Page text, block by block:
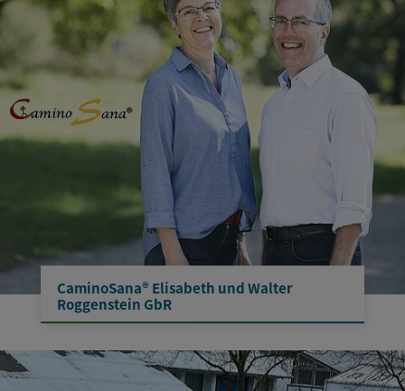
CaminoSana® Elisabeth und Walter
Roggenstein GbR